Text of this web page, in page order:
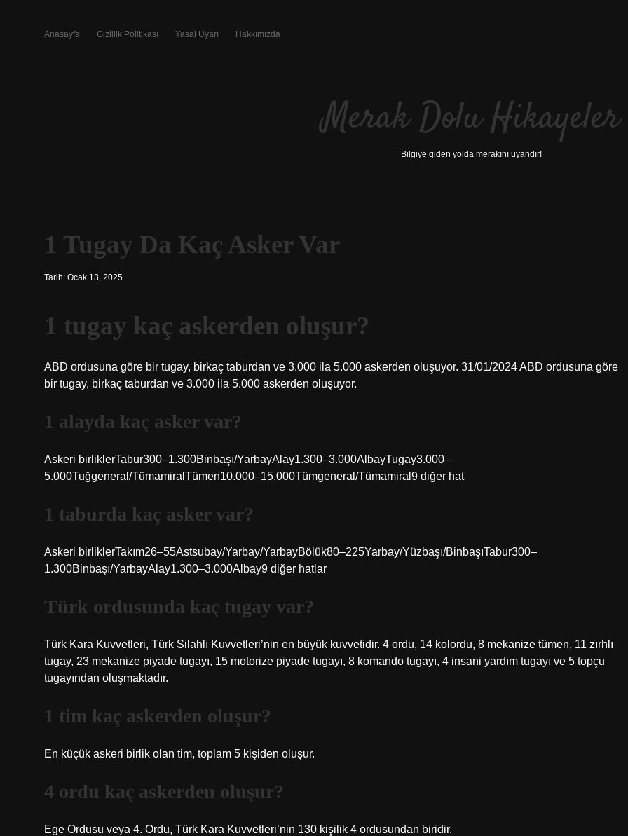
Anasayfa Gizlilik Politikası Yasal Uyarı Hakkımızda
Merak Dolu Hikayeler
Bilgiye giden yolda merakını uyandır!
1 Tugay Da Kaç Asker Var
Tarih: Ocak 13, 2025
1 tugay kaç askerden oluşur?
ABD ordusuna göre bir tugay, birkaç taburdan ve 3.000 ila 5.000 askerden oluşuyor. 31/01/2024 ABD ordusuna göre
bir tugay, birkaç taburdan ve 3.000 ila 5.000 askerden oluşuyor.
1 alayda kaç asker var?
Askeri birliklerTabur300–1.300Binbaşı/YarbayAlay1.300–3.000AlbayTugay3.000–
5.000Tuğgeneral/TümamiralTümen10.000–15.000Tümgeneral/Tümamiral9 diğer hat
1 taburda kaç asker var?
Askeri birliklerTakım26–55Astsubay/Yarbay/YarbayBölük80–225Yarbay/Yüzbaşı/BinbaşıTabur300–
1.300Binbaşı/YarbayAlay1.300–3.000Albay9 diğer hatlar
Türk ordusunda kaç tugay var?
Türk Kara Kuvvetleri, Türk Silahlı Kuvvetleri’nin en büyük kuvvetidir. 4 ordu, 14 kolordu, 8 mekanize tümen, 11 zırhlı
tugay, 23 mekanize piyade tugayı, 15 motorize piyade tugayı, 8 komando tugayı, 4 insani yardım tugayı ve 5 topçu
tugayından oluşmaktadır.
1 tim kaç askerden oluşur?
En küçük askeri birlik olan tim, toplam 5 kişiden oluşur.
4 ordu kaç askerden oluşur?
Ege Ordusu veya 4. Ordu, Türk Kara Kuvvetleri’nin 130 kişilik 4 ordusundan biridir.